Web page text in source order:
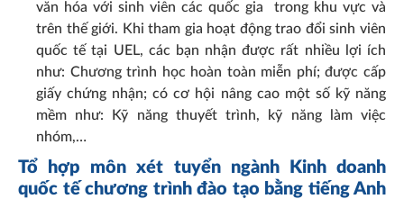
văn hóa với sinh viên các quốc gia trong khu vực và
trên thế giới. Khi tham gia hoạt động trao đổi sinh viên
quốc tế tại UEL, các bạn nhận được rất nhiều lợi ích
như: Chương trình học hoàn toàn miễn phí; được cấp
giấy chứng nhận; có cơ hội nâng cao một số kỹ năng
mềm như: Kỹ năng thuyết trình, kỹ năng làm việc
nhóm,…
Tổ hợp môn xét tuyển ngành Kinh doanh
quốc tế chương trình đào tạo bằng tiếng Anh